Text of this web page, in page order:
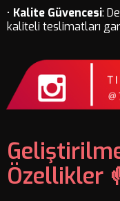
• Kalite Güvencesi:
kaliteli teslimatları
Özellikler